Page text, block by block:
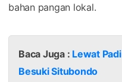
bahan pangan lokal.
Baca Juga : Lewat
Besuki Situbondo